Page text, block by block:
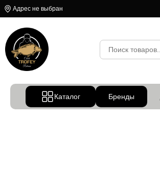
Адрес не выбран
Каталог Бренды